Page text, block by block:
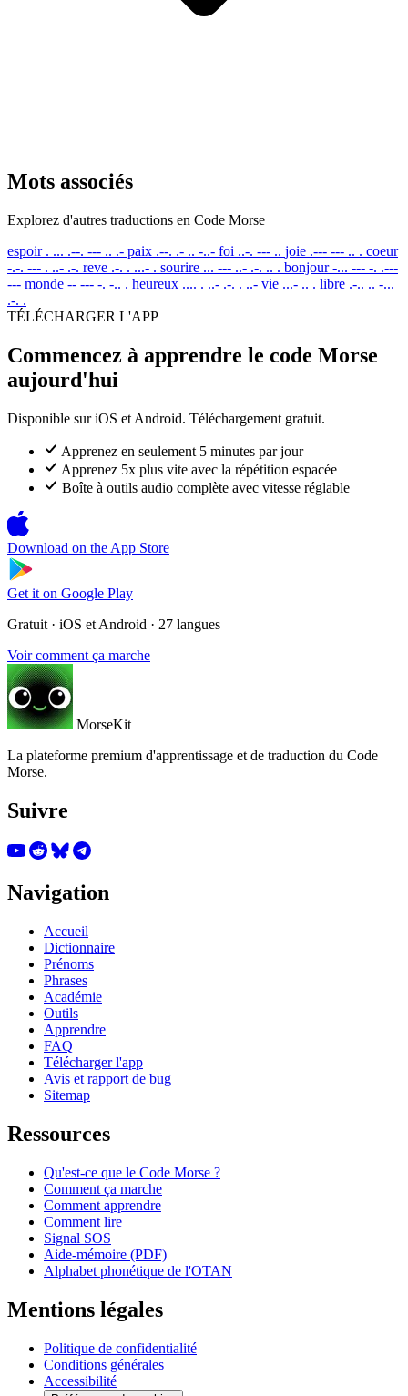
Mots associés
Explorez d'autres traductions en Code Morse
espoir . ... .--. --- .. .- paix .--. .- .. -..- foi ..-. --- .. joie .--- --- .. . coeur
-.-. --- . ..- .-. reve .-. . ...- . sourire ... --- ..- .-. .. . bonjour -... --- -. .---
--- monde -- --- -. -.. . heureux .... . ..- .-. . ..- vie ...- .. . libre .-.. .. -...
.-. .
TÉLÉCHARGER L'APP
Commencez à apprendre le code Morse
aujourd'hui
Disponible sur iOS et Android. Téléchargement gratuit.
Apprenez en seulement 5 minutes par jour
Apprenez 5x plus vite avec la répétition espacée
Boîte à outils audio complète avec vitesse réglable
Download on the App Store
Get it on Google Play
Gratuit · iOS et Android · 27 langues
Voir comment ça marche
MorseKit
La plateforme premium d'apprentissage et de traduction du Code
Morse.
Suivre
Navigation
Accueil
Dictionnaire
Prénoms
Phrases
Académie
Outils
Apprendre
FAQ
Télécharger l'app
Avis et rapport de bug
Sitemap
Ressources
Qu'est-ce que le Code Morse ?
Comment ça marche
Comment apprendre
Comment lire
Signal SOS
Aide-mémoire (PDF)
Alphabet phonétique de l'OTAN
Mentions légales
Politique de confidentialité
Conditions générales
Accessibilité